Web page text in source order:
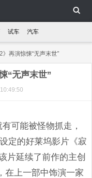
试车 汽车
再演惊悚“无声末世”
“无声末世”
可能被怪物抓走，
定的好莱坞影片《寂
片延续了前作的主创
在上一部中饰演一家